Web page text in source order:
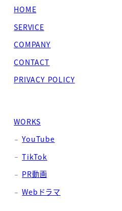
HOME
SERVICE
COMPANY
CONTACT
PRIVACY POLICY
WORKS
YouTube
TikTok
PR動画
Webドラマ